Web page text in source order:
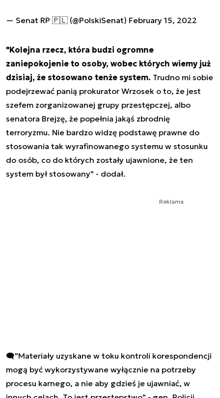
— Senat RP 🇵🇱 (@PolskiSenat) February 15, 2022
"Kolejna rzecz, która budzi ogromne
zaniepokojenie to osoby, wobec których wiemy już
dzisiaj, że stosowano tenże system. Trudno mi sobie
podejrzewać panią prokurator Wrzosek o to, że jest
szefem zorganizowanej grupy przestępczej, albo
senatora Brejzę, że popełnia jakąś zbrodnię
terroryzmu. Nie bardzo widzę podstawę prawne do
stosowania tak wyrafinowanego systemu w stosunku
do osób, co do których zostały ujawnione, że ten
system był stosowany" - dodał.
Reklama
🗨️"Materiały uzyskane w toku kontroli korespondencji
mogą być wykorzystywane wyłącznie na potrzeby
procesu karnego, a nie aby gdzieś je ujawniać, w